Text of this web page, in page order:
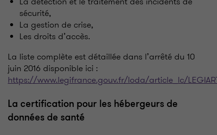
sécurité,
La gestion de crise,
Les droits d’accès.
La liste complète est détaillée dans l’arrêté du 10
juin 2016 disponible ici :
https://www.legifrance.gouv.fr/loda/article_lc/
La certification pour les hébergeurs de
données de santé